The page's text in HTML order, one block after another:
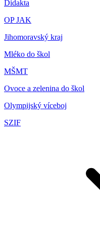
Didakta
OP JAK
Jihomoravský kraj
Mléko do škol
MŠMT
Ovoce a zelenina do škol
Olympijský víceboj
SZIF